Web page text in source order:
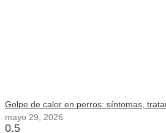
Golpe de calor en perros: síntomas,
mayo 29, 2026